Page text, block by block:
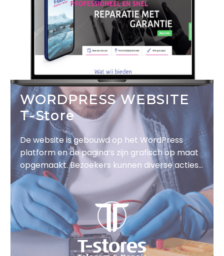
WORDPRESS WEBSITE
T-Store
De website is gebouwd op het WordPress
platform en de pagina’s zijn grafisch op maat
opgemaakt. Bezoekers kunnen diverse acties
uitvoeren op de website